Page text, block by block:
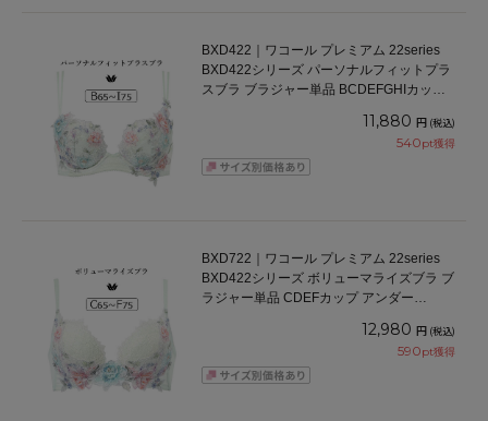
BXD422｜ワコール プレミアム 22series
BXD422シリーズ パーソナルフィットプラ
スブラ ブラジャー単品 BCDEFGHIカップ
11,880 円 (税込)
540pt獲得
BXD722｜ワコール プレミアム 22series
BXD422シリーズ ボリューマライズブラ ブ
ラジャー単品 CDEFカップ アンダー
12,980 円 (税込)
590pt獲得